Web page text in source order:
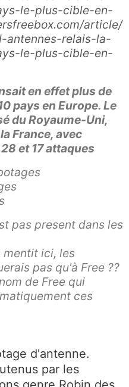
le-plus-cible-en-
article/
antennes-relais-la-
le-plus-cible-en-
en effet plus de
pays en Europe. Le
du Royaume-Uni,
France, avec
et 17 attaques
pas present dans les
mentit ici, les
pas qu'à Free ??
de Free qui
ces
d'antenne.
par les